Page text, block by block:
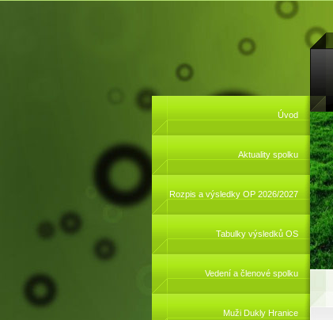
Úvod
Aktuality spolku
Rozpis a výsledky OP 2026/2027
Tabulky výsledků OS
Vedení a členové spolku
Muži Dukly Hranice